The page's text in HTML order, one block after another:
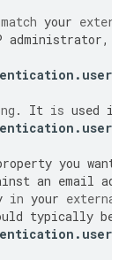
match your
administrator,
. user
. It is used
. user
you want
an email
in your external
typically be
. user